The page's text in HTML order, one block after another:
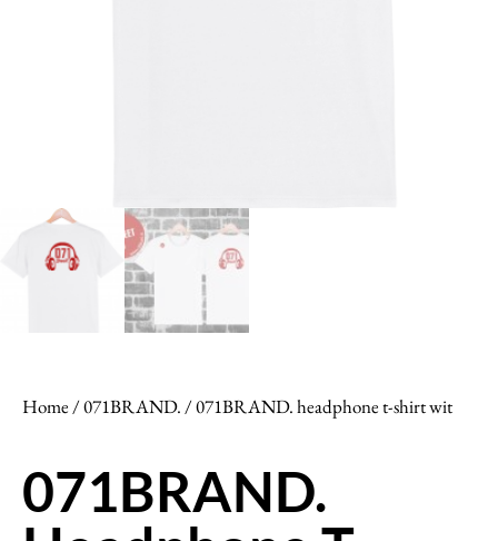
Home/071BRAND./ 071BRAND. headphone t-shirt wit
071BRAND.